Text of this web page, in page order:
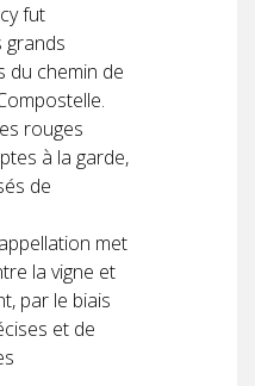
fut
grands
du chemin de
rouges
à la garde,
de
met
la vigne et
par le biais
et de